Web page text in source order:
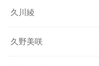
久川綾
久野美咲